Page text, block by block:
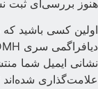
هنوز بررسی‌ای ثبت
اولین کسی باشید
دیافراگمی سری DMH”
نشانی ایمیل شما
علامت‌گذاری شده‌اند